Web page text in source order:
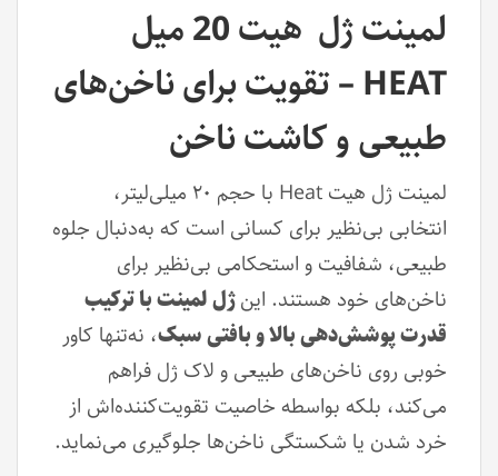
لمینت ژل هیت 20 میل
HEAT – تقویت‌ برای ناخن‌های
طبیعی و کاشت ناخن
لمینت ژل هیت Heat با حجم ۲۰ میلی‌لیتر،
انتخابی بی‌نظیر برای کسانی است که به‌دنبال جلوه‌
طبیعی، شفافیت و استحکامی بی‌نظیر برای
ناخن‌های خود هستند. اینژل لمینت با ترکیب
قدرت پوشش‌دهی بالا و بافتی سبک، نه‌تنها کاور
خوبی روی ناخن‌های طبیعی و لاک ژل فراهم
می‌کند، بلکه بواسطه خاصیت تقویت‌کننده‌اش از
خرد شدن یا شکستگی ناخن‌ها جلوگیری می‌نماید.